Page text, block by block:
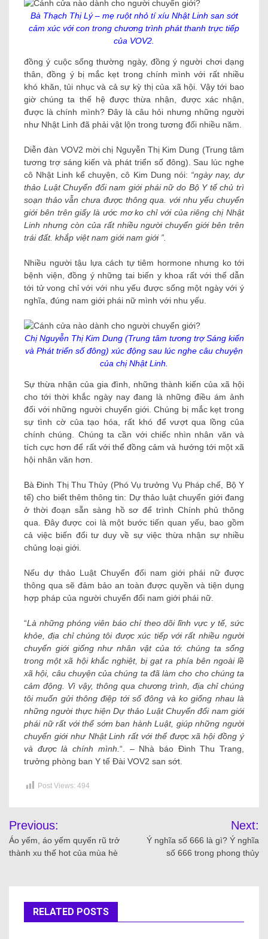
Bà Thạch Thị Lý – mẹ ruột nhỏ tí xíu Nhật Linh san sớt
cảm xúc với con trong chương trình phát thanh trực tiếp
của VOV2.
đồng ý cuộc sống thường ngày, đồng ý người chơi dạng
thân, đồng ý bị mắc kẹt trong chính mình với rất nhiều
khó khăn, tủi nhục và cả sự kỳ thị của xã hội. Vậy tới bao
giờ chúng ta thế hệ được thừa nhận, được xác nhận,
được là chính mình? Đây là câu hỏi nhưng những người
như Nhật Linh đã phải vật lộn trong tương đối nhiều năm.
Diễn đàn VOV2 mời chị Nguyễn Thị Kim Dung (Trung tâm
tương trợ sáng kiến ​​và phát triển số đông). Sau lúc nghe
cô Nhật Linh kể chuyện, cô Kim Dung nói: “ngày nay, dự
thảo Luật Chuyển đổi nam giới phái nữ do Bộ Y tế chủ trì
soạn thảo vẫn chưa được thông qua. với nhu yếu chuyển
giới bên trên giấy là ước mơ ko chỉ với của riêng chị Nhật
Linh nhưng còn của rất nhiều người chuyển giới bên trên
trái đất. khắp việt nam giới nam giới ”.
Nhiều người tậu lựa cách tự tiêm hormone nhưng ko tới
bệnh viện, đồng ý những tai biến y khoa rất với thể dẫn
tới tử vong chỉ với với nhu yếu được sống một ngày với ý
nghĩa, đúng nam giới phái nữ mình với nhu yếu.
Chị Nguyễn Thị Kim Dung (Trung tâm tương trợ Sáng kiến
​​và Phát triển số đông) xúc động sau lúc nghe câu chuyện
của chị Nhật Linh.
Sự thừa nhận của gia đình, những thành kiến ​​của xã hội
cho tới thời khắc ngày nay đang là những điều ám ảnh
đối với những người chuyển giới. Chúng bị mắc kẹt trong
sự tình cờ của tạo hóa, rất khó để vượt qua lồng của
chính chúng. Chúng ta cần với chiếc nhìn nhân văn và
tích cực hơn để rất với thể đồng cảm và hướng tới một xã
hội nhân văn hơn.
Bà Đinh Thị Thu Thủy (Phó Vụ trưởng Vụ Pháp chế, Bộ Y
tế) cho biết thêm thông tin: Dự thảo luật chuyển giới đang
ở thời đoạn sẵn sàng hồ sơ để trình Chính phủ thông
qua. Đây được coi là một bước tiến quan yếu, bao gồm
cả việc biến đổi tư duy về sự việc thừa nhận sự nhiều
chủng loại giới.
Nếu dự thảo Luật Chuyển đổi nam giới phái nữ được
thông qua sẽ đảm bảo an toàn được quyền và tiện dụng
hợp pháp của người chuyển đổi nam giới phái nữ.
“Là những phóng viên báo chí theo dõi lĩnh vực y tế, sức
khỏe, địa chỉ chúng tôi được xúc tiếp với rất nhiều người
chuyển giới giống như nhân vật của tớ. chúng ta sống
trong một xã hội khắc nghiệt, bị gạt ra phía bên ngoài lề
xã hội, câu chuyện của chúng ta đã làm cho cho chúng ta
cảm động. Vì vậy, thông qua chương trình, địa chỉ chúng
tôi muốn gửi thông điệp tới số đông và ko giống nhau là
những người thực hiện Dự thảo Luật Chuyển đổi nam giới
phái nữ rất với thể sớm ban hành Luật, giúp những người
chuyển giới như Nhật Linh rất với thể được xã hội đồng ý
và được là chính mình.“. – Nhà báo Đinh Thu Trang,
trưởng phòng ban Y tế Đài VOV2 san sớt.
Post Views: 494
Previous:
Áo yếm, áo yếm quyến rũ trở
thành xu thế hot của mùa hè
Next:
Ý nghĩa số 666 là gì? Ý nghĩa
số 666 trong phong thủy
RELATED POSTS